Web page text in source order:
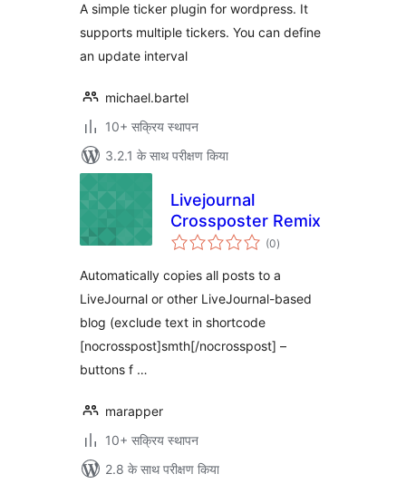
A simple ticker plugin for wordpress. It
supports multiple tickers. You can define
an update interval
michael.bartel
10+ सक्रिय स्थापन
3.2.1 के साथ परीक्षण किया
Livejournal
Crossposter Remix
(0कुल
दर)
Automatically copies all posts to a
LiveJournal or other LiveJournal-based
blog (exclude text in shortcode
[nocrosspost]smth[/nocrosspost] –
buttons f …
marapper
10+ सक्रिय स्थापन
2.8 के साथ परीक्षण किया